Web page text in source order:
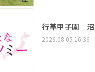
行革甲子園 沼
2026.08.05 16:36